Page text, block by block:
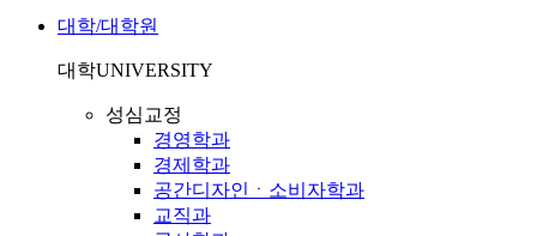
대학/대학원
대학UNIVERSITY
성심교정
경영학과
경제학과
공간디자인ㆍ소비자학과
교직과